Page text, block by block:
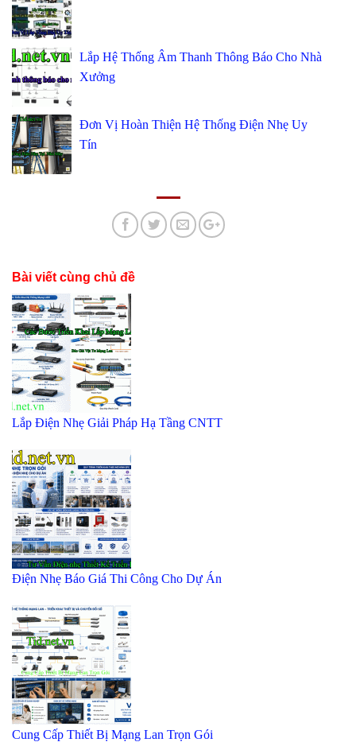
Lắp Hệ Thống Âm Thanh Thông Báo Cho Nhà
Xưởng
Đơn Vị Hoàn Thiện Hệ Thống Điện Nhẹ Uy
Tín
Bài viết cùng chủ đề
Lắp Điện Nhẹ Giải Pháp Hạ Tầng CNTT
Điện Nhẹ Báo Giá Thi Công Cho Dự Án
Cung Cấp Thiết Bị Mạng Lan Trọn Gói